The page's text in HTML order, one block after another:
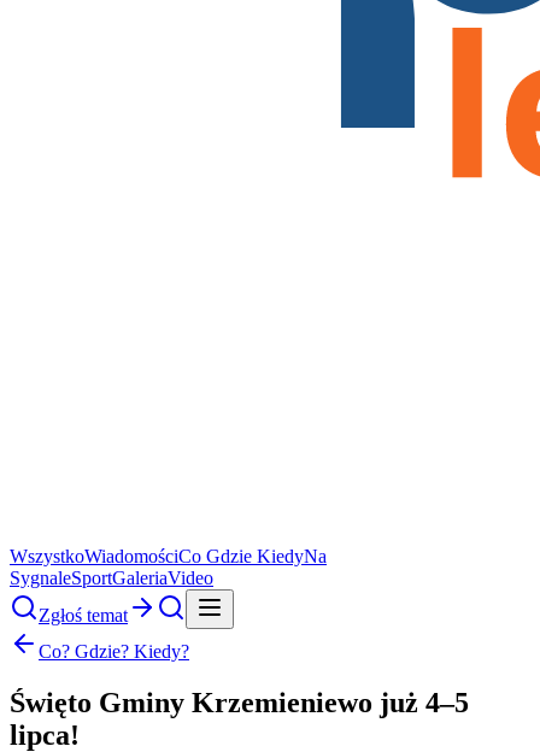
WszystkoWiadomościCo Gdzie KiedyNa
SygnaleSportGaleriaVideo
Zgłoś temat
Co? Gdzie? Kiedy?
Święto Gminy Krzemieniewo już 4–5
lipca!